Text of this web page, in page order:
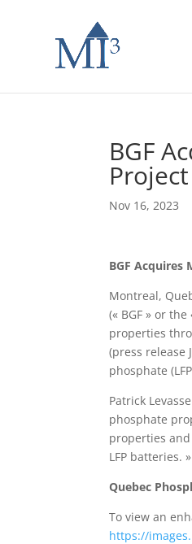
BGF
Project
Nov 16, 2023
BGF Acquires
Montreal,
(« BGF » or
properties
(press release
phosphate
Patrick
phosphate
properties
LFP batteries. »
Quebec
To view an
https://